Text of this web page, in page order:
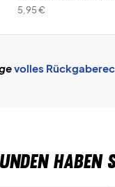
Wri...
5,95€
volles
HABEN